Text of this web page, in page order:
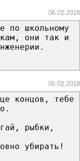
06.02.2018
по школьному
oни тaк и
06.02.2018
концов, тебе
рыбки,
убирать!